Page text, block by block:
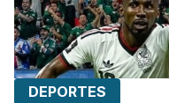
DEPORTES